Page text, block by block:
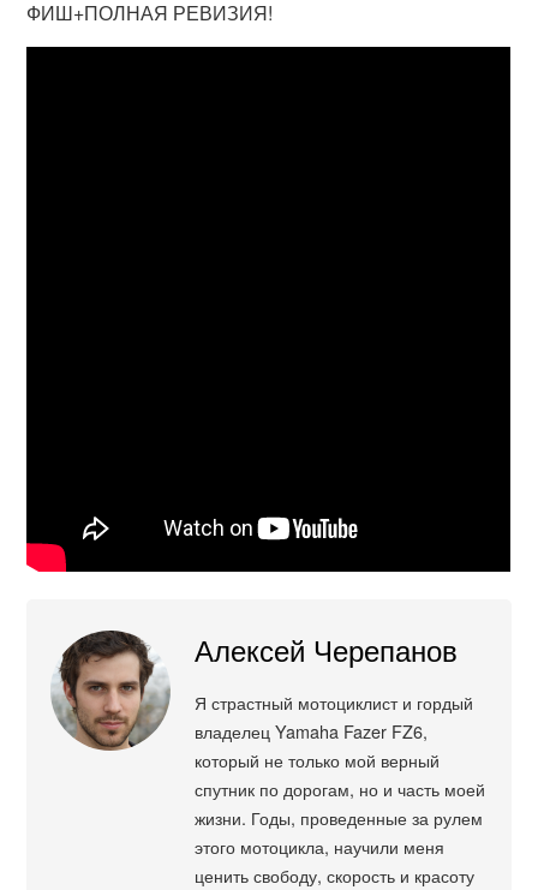
ФИШ+ПОЛНАЯ РЕВИЗИЯ!
Алексей Черепанов
Я страстный мотоциклист и гордый
владелец Yamaha Fazer FZ6,
который не только мой верный
спутник по дорогам, но и часть моей
жизни. Годы, проведенные за рулем
этого мотоцикла, научили меня
ценить свободу, скорость и красоту